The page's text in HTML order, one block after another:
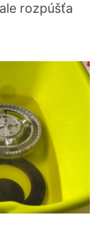
rozpúšťa